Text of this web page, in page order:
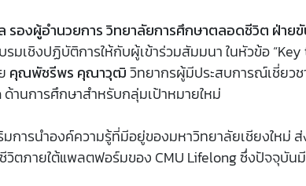
รองผู้อำนวยการ วิทยาลัยการศึกษาตลอดชีวิต ฝ่าย
เชิงปฏิบัติการให้กับผู้เข้าร่วมสัมมนา ในหัวข้อ
คุณพัชรีพร คุณาวุฒิวิทยากรผู้มีประสบการณ์เชี่ยว
านการศึกษาสำหรับกลุ่มเป้าหมายใหม่
ารนำองค์ความรู้ที่มีอยู่ของมหาวิทยาลัยเชียงใหม่
ายใต้แพลตฟอร์มของ CMU Lifelong ซึ่งปัจจุบันมี